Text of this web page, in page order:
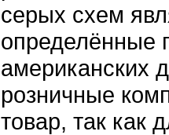
серых схем
определённые
американских
розничные
товар, так как